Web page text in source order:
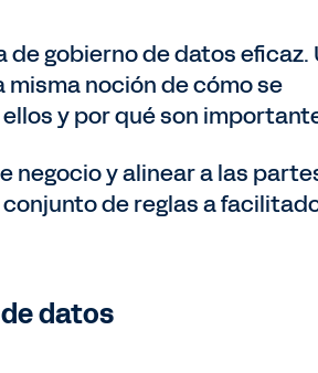
gobierno de datos eficaz.
noción de cómo se
y por qué son
negocio y alinear a las
de reglas a
datos